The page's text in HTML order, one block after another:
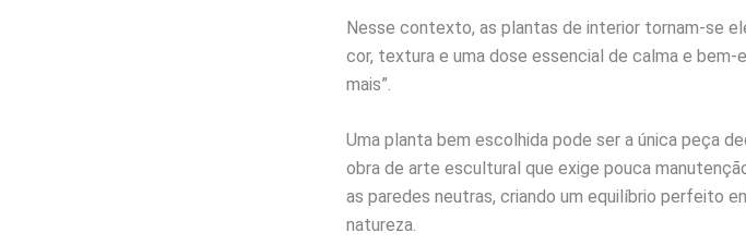
Nesse contexto, as plantas de interior tornam-se
cor, textura e uma dose essencial de calma e
mais”.
Uma planta bem escolhida pode ser a única peça
obra de arte escultural que exige pouca
as paredes neutras, criando um equilíbrio perfeito
natureza.